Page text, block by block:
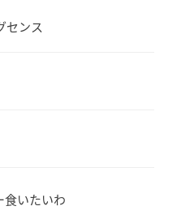
センス
食いたいわ